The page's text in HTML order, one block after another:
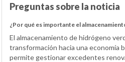
Preguntas sobre la noticia
¿Por qué es importante el
El almacenamiento de hidrógeno
transformación hacia una economía
permite gestionar excedentes